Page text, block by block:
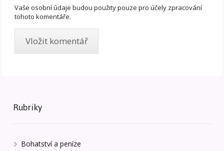
Vaše osobní údaje budou použity pouze pro účely zpracování
tohoto komentáře.
Rubriky
Bohatství a peníze